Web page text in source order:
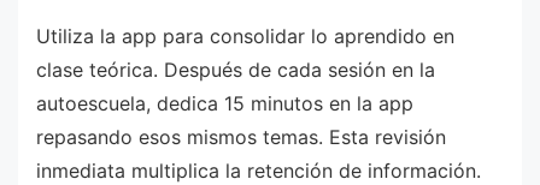
Utiliza la app para consolidar lo aprendido en
clase teórica. Después de cada sesión en la
autoescuela, dedica 15 minutos en la app
repasando esos mismos temas. Esta revisión
inmediata multiplica la retención de información.